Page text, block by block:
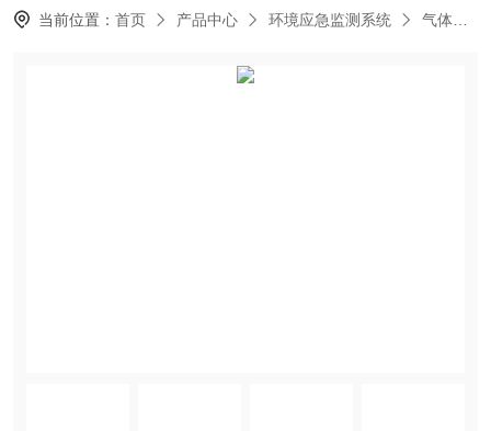
当前位置：首页 产品中心 环境应急监测系统 气体检测仪